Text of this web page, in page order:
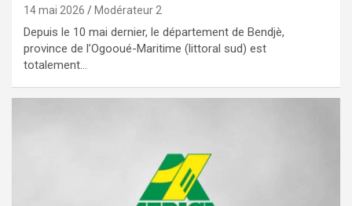
14 mai 2026 Modérateur 2
Depuis le 10 mai dernier, le département de Bendjè,
province de l’Ogooué-Maritime (littoral sud) est
totalement…